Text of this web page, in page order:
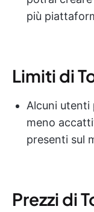
più
Limiti di
Alcuni
meno
presenti sul
Prezzi di